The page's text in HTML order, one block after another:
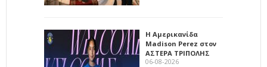
Η Αμερικανίδα
Madison Perez στον
ΑΣΤΕΡΑ ΤΡΙΠΟΛΗΣ
06-08-2026